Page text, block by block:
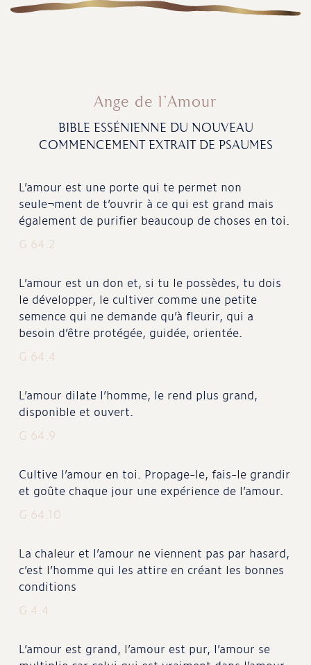
Ange de l’Amour
BIBLE ESSÉNIENNE DU NOUVEAU
COMMENCEMENTEXTRAIT DE PSAUMES
L’amour est une porte qui te permet non
seule¬ment de t’ouvrir à ce qui est grand mais
également de purifier beaucoup de choses en toi.
G 64.2
L’amour est un don et, si tu le possèdes, tu dois
le développer, le cultiver comme une petite
semence qui ne demande qu’à fleurir, qui a
besoin d’être protégée, guidée, orientée.
G 64.4
L’amour dilate l’homme, le rend plus grand,
disponible et ouvert.
G 64.9
Cultive l’amour en toi. Propage-le, fais-le grandir
et goûte chaque jour une expérience de l’amour.
G 64.10
La chaleur et l’amour ne viennent pas par hasard,
c’est l’homme qui les attire en créant les bonnes
conditions
G 4.4
L’amour est grand, l’amour est pur, l’amour se